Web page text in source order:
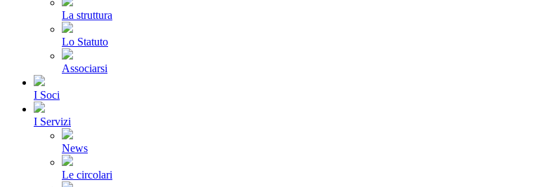
La struttura
Lo Statuto
Associarsi
I Soci
I Servizi
News
Le circolari